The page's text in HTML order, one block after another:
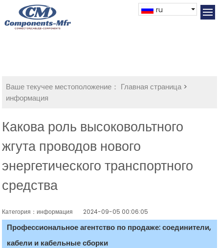
ru
Ваше текучее местоположение： Главная страница>
информация
Какова роль высоковольтного
жгута проводов нового
энергетического транспортного
средства
Категория：информация 2024-09-05 00:06:05
Профессиональное агентство по продаже: соединители,
кабели и кабельные сборки